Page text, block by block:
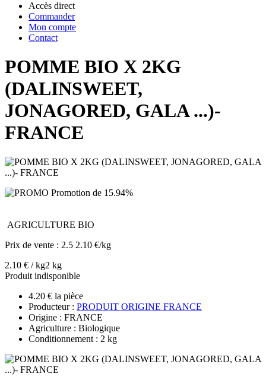
Accès direct
Commander
Mon compte
Contact
POMME BIO X 2KG
(DALINSWEET,
JONAGORED, GALA ...)-
FRANCE
Promotion de 15.94%
AGRICULTURE BIO
Prix de vente : 2.5 2.10 €/kg
2.10 € / kg2 kg
Produit indisponible
4.20 € la pièce
Producteur : PRODUIT ORIGINE FRANCE
Origine : FRANCE
Agriculture : Biologique
Conditionnement : 2 kg